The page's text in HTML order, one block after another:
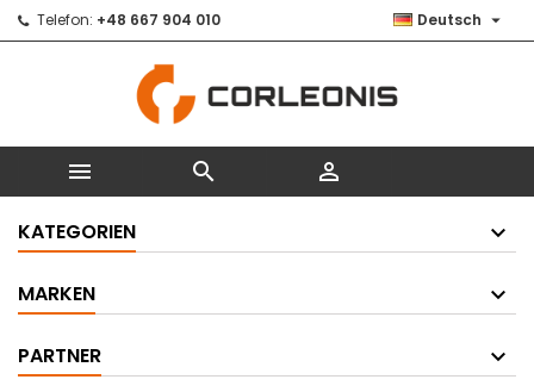
Telefon: +48 667 904 010 Deutsch 
  
KATEGORIEN
MARKEN
PARTNER